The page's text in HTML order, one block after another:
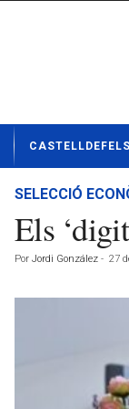
t
CASTELLDEFELS
SELECCIÓ
Els
Por Jordi González - 27